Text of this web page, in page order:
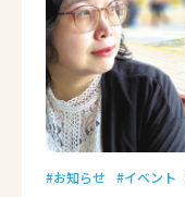
お知らせ イベント